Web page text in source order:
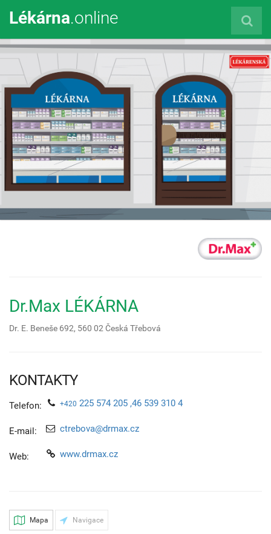
Lékárna.online
Dr.Max LÉKÁRNA
Dr. E. Beneše 692, 560 02 Česká Třebová
KONTAKTY
Telefon: +420 225 574 205 ,46 539 310 4
E-mail: ctrebova@drmax.cz
Web: www.drmax.cz
Mapa Navigace